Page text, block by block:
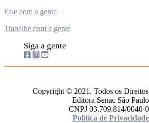
Fale com a gente
Trabalhe com a gente
Siga a gente
Copyright © 2021. Todos os Direitos
Editora Senac São Paulo
CNPJ 03.709.814/0040-
Política de Privacidade